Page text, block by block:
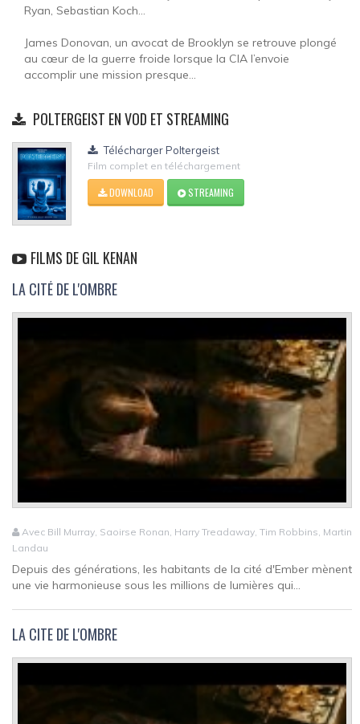
Ryan, Sebastian Koch...
James Donovan, un avocat de Brooklyn se retrouve plongé
au cœur de la guerre froide lorsque la CIA l’envoie
accomplir une mission presque...
POLTERGEIST EN VOD ET STREAMING
Télécharger Poltergeist
Film complet en téléchargement
DOWNLOAD STREAMING
FILMS DE GIL KENAN
LA CITÉ DE L'OMBRE
Avec Bill Murray, Saoirse Ronan, Harry Treadaway, Tim Robbins, Martin
Landau
Depuis des générations, les habitants de la cité d'Ember mènent
une vie harmonieuse sous les millions de lumières qui...
LA CITE DE L'OMBRE